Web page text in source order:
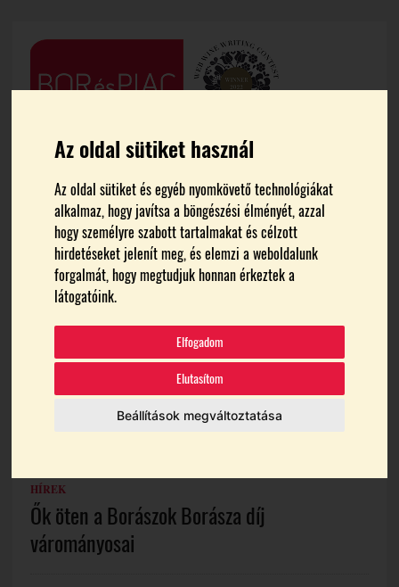
Az oldal sütiket használ
Az oldal sütiket és egyéb nyomkövető technológiákat
alkalmaz, hogy javítsa a böngészési élményét, azzal
hogy személyre szabott tartalmakat és célzott
hirdetéseket jelenít meg, és elemzi a weboldalunk
forgalmát, hogy megtudjuk honnan érkeztek a
látogatóink.
Elfogadom
Elutasítom
Beállítások megváltoztatása
FŐOLDAL BALASSA ISTVÁN
Balassa István
HÍREK
Ők öten a Borászok Borásza díj
várományosai